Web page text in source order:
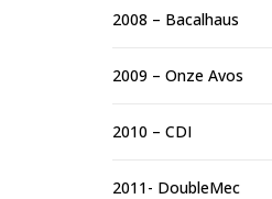
2008 – Bacalhaus
2009 – Onze Avos
2010 – CDI
2011- DoubleMec